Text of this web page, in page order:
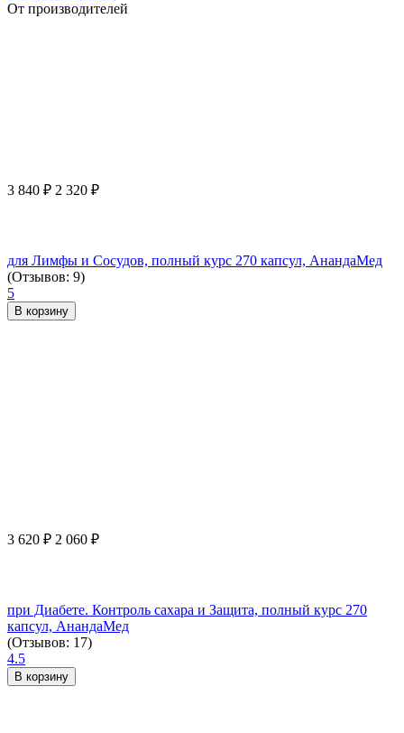
От производителей
3 840 ₽ 2 320 ₽
для Лимфы и Сосудов, полный курс 270 капсул, АнандаМед
(Отзывов: 9)
5
В корзину
3 620 ₽ 2 060 ₽
при Диабете. Контроль сахара и Защита, полный курс 270
капсул, АнандаМед
(Отзывов: 17)
4.5
В корзину